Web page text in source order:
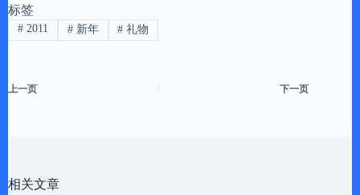
标签
#2011 #新年 # 礼物
上一页 下一页
相关文章